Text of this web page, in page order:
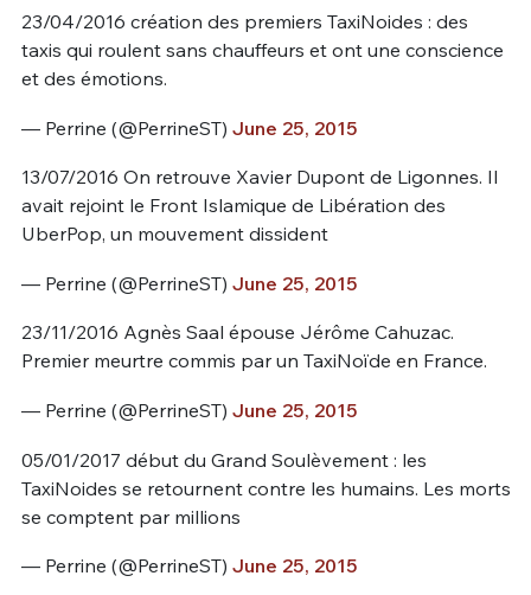
23/04/2016 création des premiers TaxiNoides : des
taxis qui roulent sans chauffeurs et ont une conscience
et des émotions.
— Perrine (@PerrineST) June 25, 2015
13/07/2016 On retrouve Xavier Dupont de Ligonnes. Il
avait rejoint le Front Islamique de Libération des
UberPop, un mouvement dissident
— Perrine (@PerrineST) June 25, 2015
23/11/2016 Agnès Saal épouse Jérôme Cahuzac.
Premier meurtre commis par un TaxiNoïde en France.
— Perrine (@PerrineST) June 25, 2015
05/01/2017 début du Grand Soulèvement : les
TaxiNoides se retournent contre les humains. Les morts
se comptent par millions
— Perrine (@PerrineST) June 25, 2015